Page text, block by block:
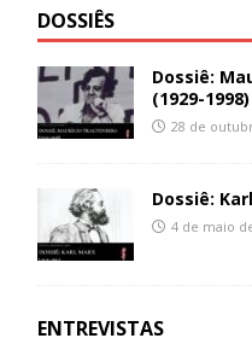
DOSSIÊS
Dossiê:
(1929-1998)
28 de
Dossiê:
4 de maio
ENTREVISTAS